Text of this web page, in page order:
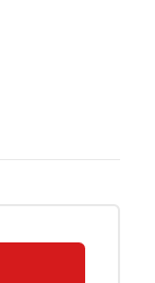
・新刊書籍